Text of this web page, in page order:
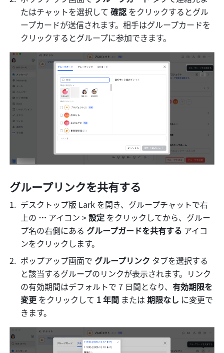
たはチャットを選択して 確認 をクリックするとグル
ープカードが送信されます。相手はグループカードを
クリックするとグループに参加できます。
グループリンクを共有する
デスクトップ版 Lark を開き、グループチャットで右
上の … アイコン > 設定 をクリックしてから、グルー
プ名の右側にある グループガードを共有する アイコ
ンをクリックします。
ポップアップ画面で グループリンク タブを選択する
と該当するグループのリンクが表示されます。リンク
の有効期間はデフォルトで 7 日間となり、有効期限を
変更 をクリックして 1 年間 または 期限なし に変更で
きます。